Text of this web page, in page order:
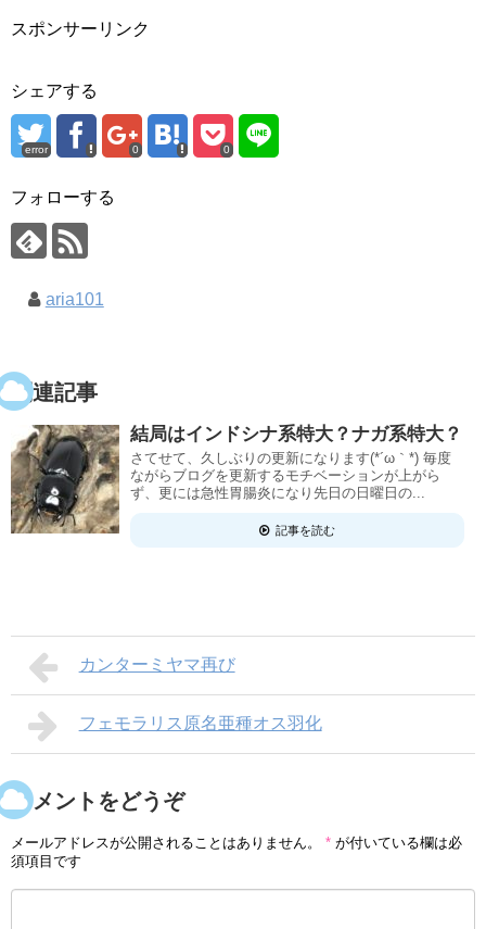
スポンサーリンク
シェアする
error 0 0
フォローする
aria101
関連記事
結局はインドシナ系特大？ナガ系特大？
さてせて、久しぶりの更新になります(*´ω｀*) 毎度
ながらブログを更新するモチベーションが上がら
ず、更には急性胃腸炎になり先日の日曜日の...
記事を読む
カンターミヤマ再び
フェモラリス原名亜種オス羽化
コメントをどうぞ
メールアドレスが公開されることはありません。 * が付いている欄は必
須項目です